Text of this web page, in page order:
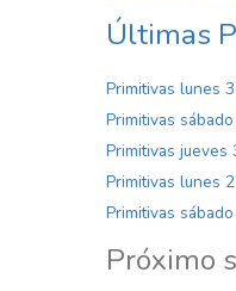
Últimas
Primitivas lunes
Primitivas
Primitivas
Primitivas lunes
Primitivas
Próximo